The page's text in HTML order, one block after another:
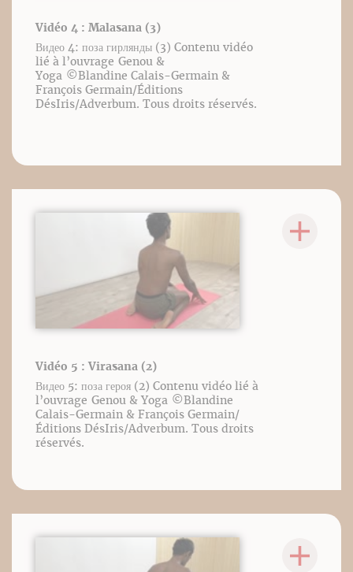
Vidéo 4 : Malasana (3)
Видео 4: поза гирлянды (3) Contenu vidéo
lié à l’ouvrage Genou &
Yoga ©️Blandine Calais-Germain &
François Germain/Éditions
DésIris/Adverbum. Tous droits réservés.
Vidéo 5 : Virasana (2)
Видео 5: поза героя (2) Contenu vidéo lié à
l’ouvrage Genou & Yoga ©️Blandine
Calais-Germain & François Germain/
Éditions DésIris/Adverbum. Tous droits
réservés.